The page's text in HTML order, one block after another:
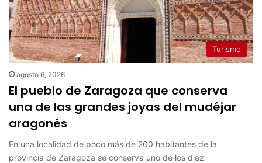
Turismo
agosto 6, 2026
El pueblo de Zaragoza que conserva
una de las grandes joyas del mudéjar
aragonés
En una localidad de poco más de 200 habitantes de la
provincia de Zaragoza se conserva uno de los diez